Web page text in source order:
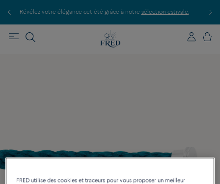
votre élégance cet été grâce à notresélection estivale. Découvrez nos
FRED utilise des cookies et traceurs pour vous proposer un meilleur